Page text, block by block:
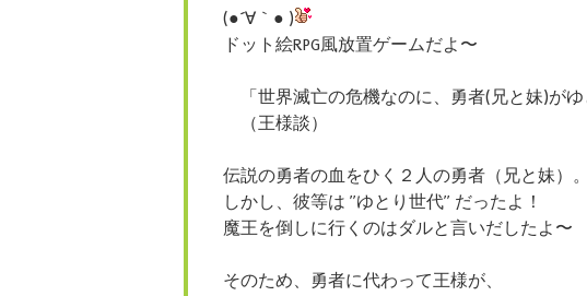
(●´∀｀● )
ドット絵RPG風放置ゲームだよ〜
「世界滅亡の危機なのに、勇者(兄と妹)がゆ
（王様談）
伝説の勇者の血をひく２人の勇者（兄と妹）。
しかし、彼等は ”ゆとり世代” だったよ！
魔王を倒しに行くのはダルと言いだしたよ〜
そのため、勇者に代わって王様が、